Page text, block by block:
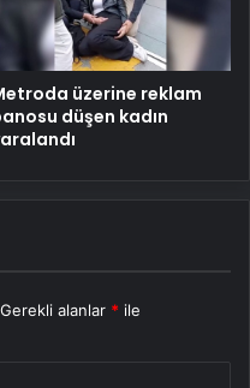
üzerine reklam
düşen kadın
Gerekli alanlar * ile